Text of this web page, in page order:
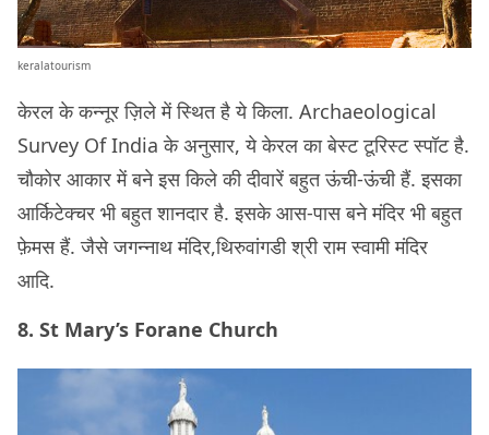
keralatourism
केरल के कन्नूर ज़िले में स्थित है ये किला. Archaeological
Survey Of India के अनुसार, ये केरल का बेस्ट टूरिस्ट स्पॉट है.
चौकोर आकार में बने इस किले की दीवारें बहुत ऊंची-ऊंची हैं. इसका
आर्किटेक्चर भी बहुत शानदार है. इसके आस-पास बने मंदिर भी बहुत
फ़ेमस हैं. जैसे जगन्नाथ मंदिर,थिरुवांगडी श्री राम स्वामी मंदिर
आदि.
8. St Mary’s Forane Church